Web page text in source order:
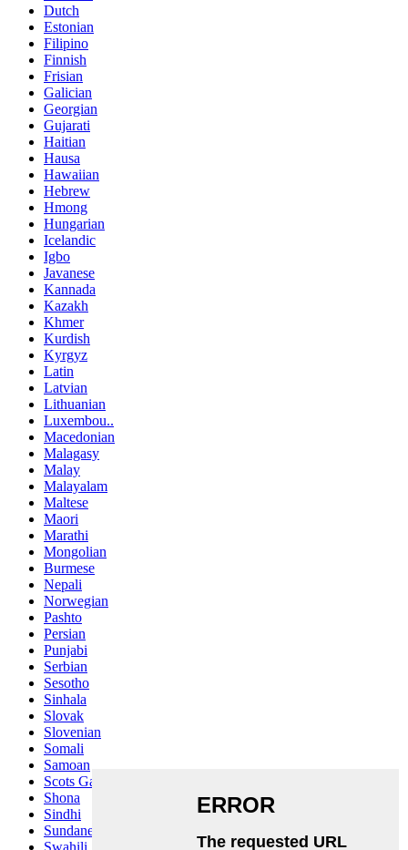
Dutch
Estonian
Filipino
Finnish
Frisian
Galician
Georgian
Gujarati
Haitian
Hausa
Hawaiian
Hebrew
Hmong
Hungarian
Icelandic
Igbo
Javanese
Kannada
Kazakh
Khmer
Kurdish
Kyrgyz
Latin
Latvian
Lithuanian
Luxembou..
Macedonian
Malagasy
Malay
Malayalam
Maltese
Maori
Marathi
Mongolian
Burmese
Nepali
Norwegian
Pashto
Persian
Punjabi
Serbian
Sesotho
Sinhala
Slovak
Slovenian
Somali
Samoan
Scots Gaelic
Shona
Sindhi
Sundanese
Swahili